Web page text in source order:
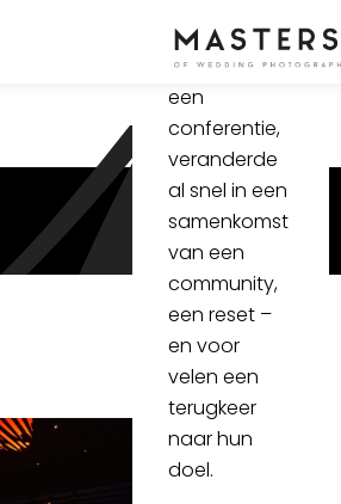
en feest. Wat
begon als
een
conferentie,
veranderde
al snel in een
samenkomst
van een
community,
een reset –
en voor
velen een
terugkeer
naar hun
doel.